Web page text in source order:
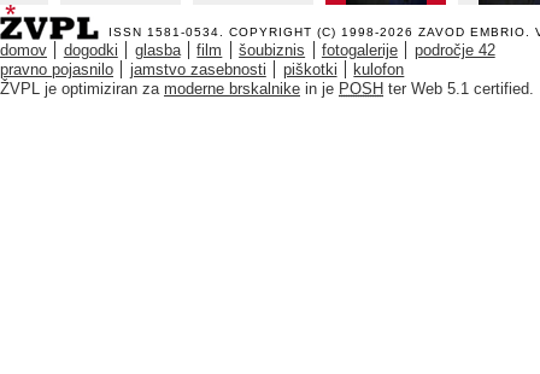
ISSN 1581-0534. COPYRIGHT (C) 1998-2026 ZAVOD EMBRIO .
domov dogodki glasba film šoubiznis fotogalerije
področje 42
pravno pojasnilo
jamstvo zasebnosti piškotki
kulofon
ŽVPL je optimiziran za moderne brskalnike in je POSH ter Web 5.1 certified.